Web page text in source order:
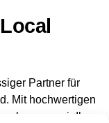
Part­ner für
Mit hoch­wer­ti­gen
wir Ihre